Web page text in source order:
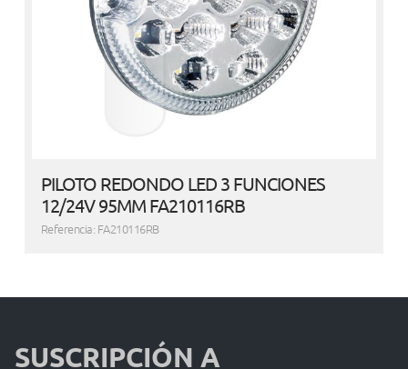
PILOTO REDONDO LED 3 FUNCIONES
12/24V 95MM FA210116RB
Referencia: FA210116RB
SUSCRIPCIÓN A